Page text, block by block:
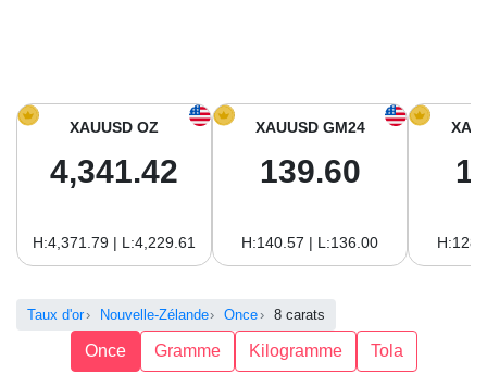
Prix de l’or aujourd’hui en Amérique du Sud
XAUUSD OZ
4,341.42
H:4,371.79 | L:4,229.61
XAUUSD GM24
139.60
H:140.57 | L:136.00
Taux d'or Nouvelle-Zélande Once 8 carats
Once Gramme Kilogramme Tola